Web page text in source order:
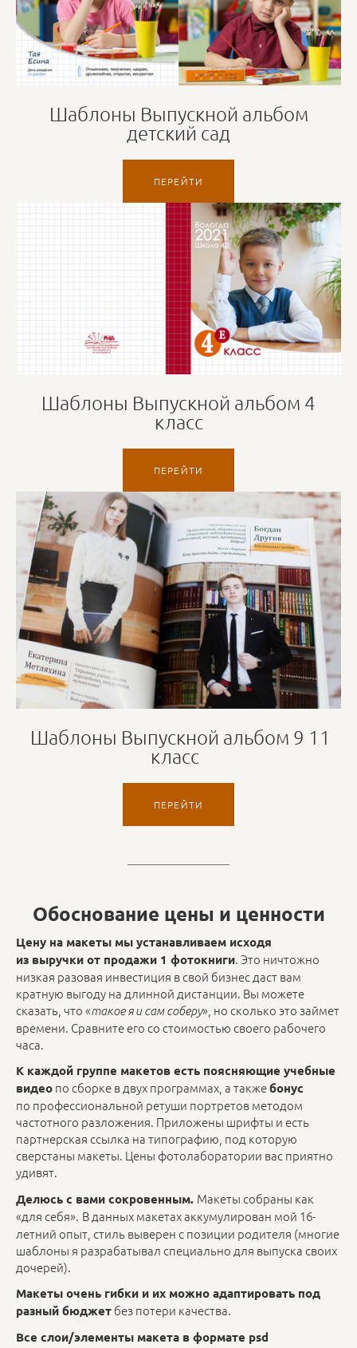
Шаблоны Выпускной альбом
детский сад
ПЕРЕЙТИ
Шаблоны Выпускной альбом 4
класс
ПЕРЕЙТИ
Шаблоны Выпускной альбом 9 11
класс
ПЕРЕЙТИ
Обоснование цены и ценности
Цену на макеты мы устанавливаем исходя
из выручки от продажи 1 фотокниги. Это ничтожно
низкая разовая инвестиция в свой бизнес даст вам
кратную выгоду на длинной дистанции. Вы можете
сказать, что «такое я и сам соберу», но сколько это займет
времени. Сравните его со стоимостью своего рабочего
часа.
К каждой группе макетов есть поясняющие учебные
видео по сборке в двух программах, а такжебонус
по профессиональной ретуши портретов методом
частотного разложения. Приложены шрифты и есть
партнерская ссылка на типографию, под которую
сверстаны макеты. Цены фотолаборатории вас приятно
удивят.
Делюсь с вами сокровенным. Макеты собраны как
«для себя». В данных макетах аккумулирован мой 16-
летний опыт, стиль выверен с позиции родителя (многие
шаблоны я разрабатывал специально для выпуска своих
дочерей).
Макеты очень гибки и их можно адаптировать под
разный бюджет без потери качества.
Все слои/элементы макета в формате psd